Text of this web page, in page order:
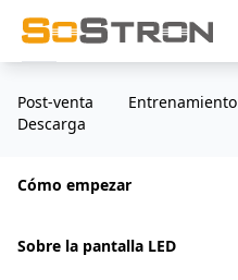
Post-venta Entrenamiento
Descarga
Cómo empezar
Sobre la pantalla LED